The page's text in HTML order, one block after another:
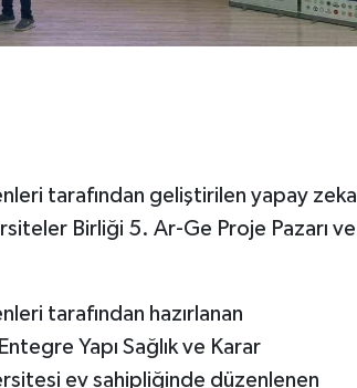
tarafından geliştirilen yapay zeka
Birliği 5. Ar-Ge Proje Pazarı ve
tarafından hazırlanan
Yapı Sağlık ve Karar
ev sahipliğinde düzenlenen